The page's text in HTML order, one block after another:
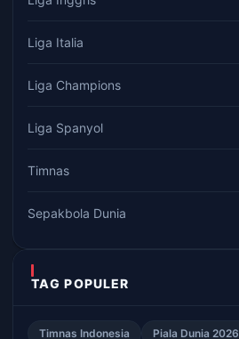
Liga Italia
Liga Champions
Liga Spanyol
Timnas
Sepakbola Dunia
TAG POPULER
Timnas Indonesia Piala Dunia 2026